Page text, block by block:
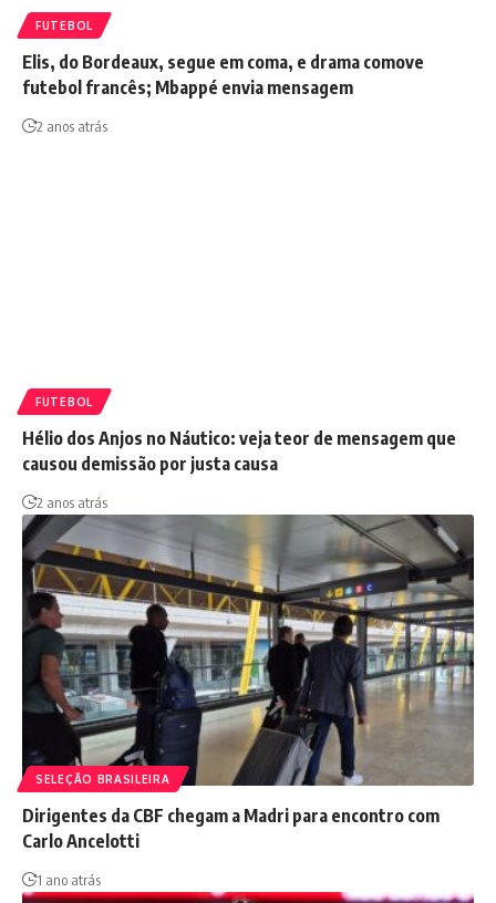
FUTEBOL
Elis, do Bordeaux, segue em coma, e drama comove
futebol francês; Mbappé envia mensagem
2 anos atrás
FUTEBOL
Hélio dos Anjos no Náutico: veja teor de mensagem que
causou demissão por justa causa
2 anos atrás
SELEÇÃO BRASILEIRA
Dirigentes da CBF chegam a Madri para encontro com
Carlo Ancelotti
1 ano atrás